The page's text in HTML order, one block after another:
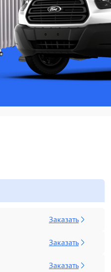
Заказать
Заказать
Заказать